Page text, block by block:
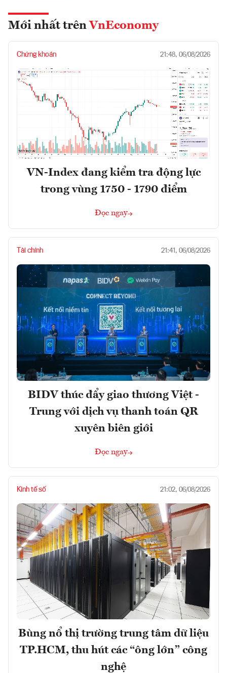
Mới nhất trên VnEconomy
Chứng khoán 21:48, 06/08/2026
VN-Index đang kiểm tra động lực
trong vùng 1750 - 1790 điểm
Đọc ngay
Tài chính 21:41, 06/08/2026
BIDV thúc đẩy giao thương Việt -
Trung với dịch vụ thanh toán QR
xuyên biên giới
Đọc ngay
Kinh tế số 21:02, 06/08/2026
Bùng nổ thị trường trung tâm dữ liệu
TP.HCM, thu hút các “ông lớn” công
nghệ